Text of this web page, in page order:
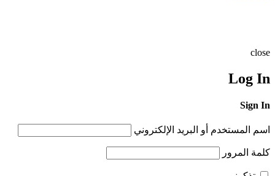
close
Log In
Sign In
اسم المستخدم أو البريد الإلكتروني
كلمة المرور